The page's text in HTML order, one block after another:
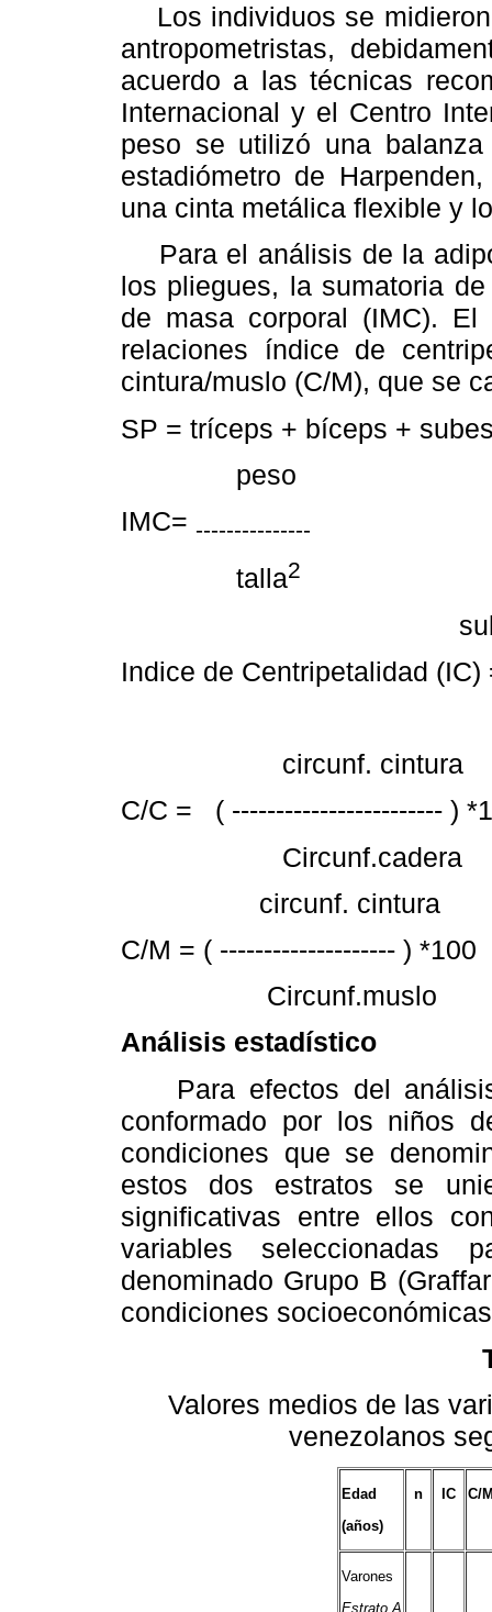
Los individuos se
antropometristas,
acuerdo a las técnicas
Internacional y el Centro
peso se utilizó una
estadiómetro de
una cinta metálica flexible y
Para el análisis de la
los pliegues, la sumatoria
de masa corporal (IMC).
relaciones índice de
cintura/muslo (C/M), que se
SP = tríceps + bíceps +
peso
IMC= ---------------
talla2
Indice de Centripetalidad
circunf. cintura
C/C = ( ------------------------ )
Circunf.cadera
circunf. cintura
C/M = ( -------------------- ) *100
Circunf.muslo
Análisis estadístico
Para efectos del
conformado por los niños
condiciones que se
estos dos estratos se
significativas entre ellos
variables
denominado Grupo B
condiciones
Valores medios de las
venezolanos
Edad
(años)
n IC C/
Varones
Estrato A